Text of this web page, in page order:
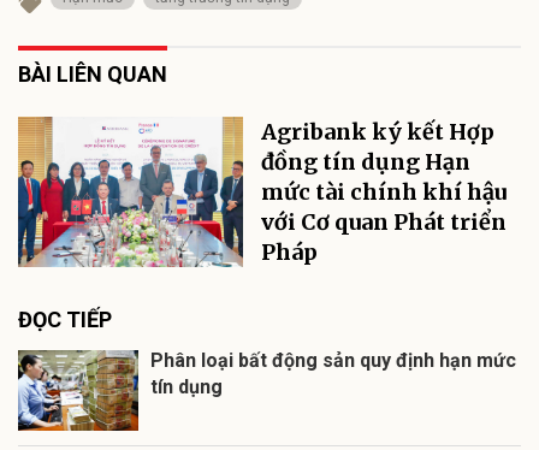
BÀI LIÊN QUAN
Agribank ký kết Hợp
đồng tín dụng Hạn
mức tài chính khí hậu
với Cơ quan Phát triển
Pháp
ĐỌC TIẾP
Phân loại bất động sản quy định hạn mức
tín dụng